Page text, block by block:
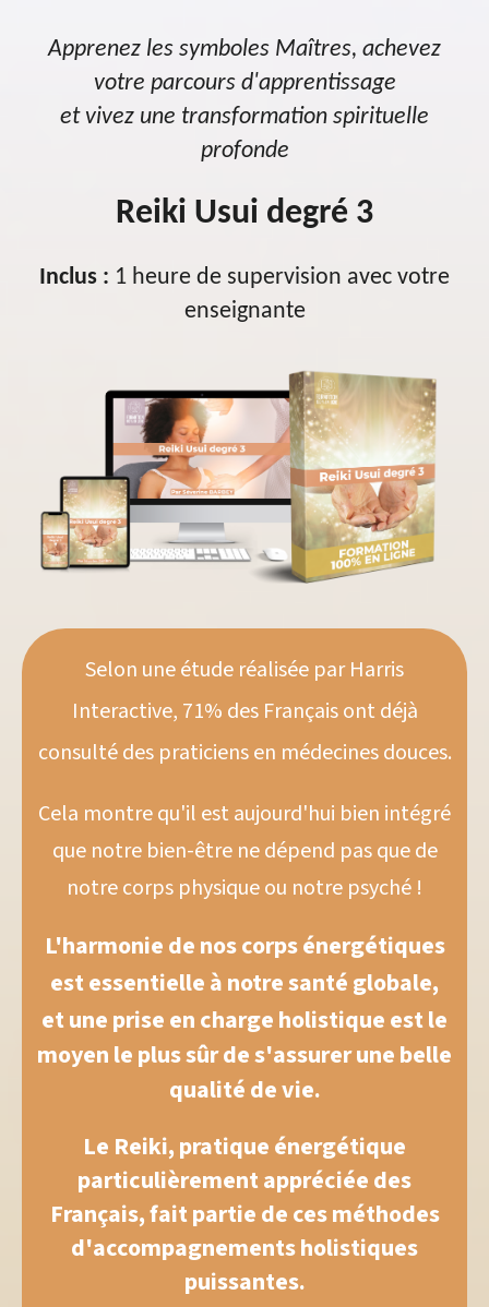
Apprenez les symboles Maîtres, achevez
votre parcours d'apprentissage
et vivez une transformation spirituelle
profonde
Reiki Usui degré 3
Inclus : 1 heure de supervision avec votre
enseignante
Selon une étude réalisée par Harris
Interactive, 71% des Français ont déjà
consulté des praticiens en médecines douces.
Cela montre qu'il est aujourd'hui bien intégré
que notre bien-être ne dépend pas que de
notre corps physique ou notre psyché !
L'harmonie de nos corps énergétiques
est essentielle à notre santé globale,
et une prise en charge holistique est le
moyen le plus sûr de s'assurer une belle
qualité de vie.
Le Reiki, pratique énergétique
particulièrement appréciée des
Français, fait partie de ces méthodes
d'accompagnements holistiques
puissantes.